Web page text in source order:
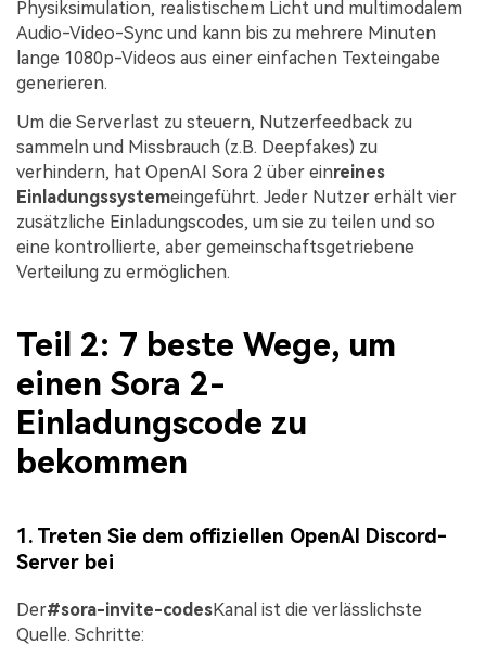
Physiksimulation, realistischem Licht und multimodalem
Audio-Video-Sync und kann bis zu mehrere Minuten
lange 1080p-Videos aus einer einfachen Texteingabe
generieren.
Um die Serverlast zu steuern, Nutzerfeedback zu
sammeln und Missbrauch (z.B. Deepfakes) zu
verhindern, hat OpenAI Sora 2 über einreines
Einladungssystemeingeführt. Jeder Nutzer erhält vier
zusätzliche Einladungscodes, um sie zu teilen und so
eine kontrollierte, aber gemeinschaftsgetriebene
Verteilung zu ermöglichen.
Teil 2: 7 beste Wege, um
einen Sora 2-
Einladungscode zu
bekommen
1. Treten Sie dem offiziellen OpenAI Discord-
Server bei
Der#sora-invite-codesKanal ist die verlässlichste
Quelle. Schritte: